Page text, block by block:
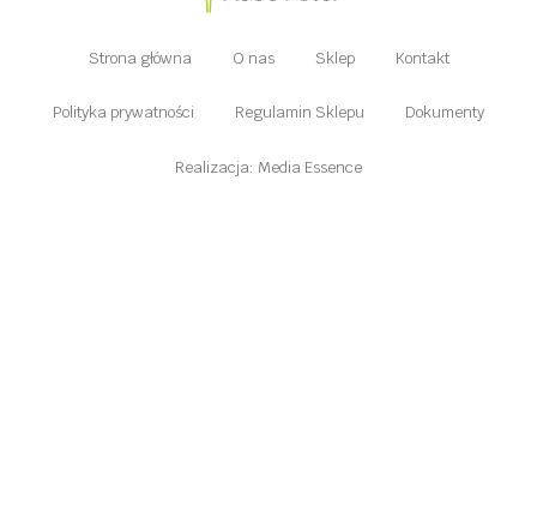
Strona główna O nas Sklep Kontakt
Polityka prywatności Regulamin Sklepu Dokumenty
Realizacja: Media Essence